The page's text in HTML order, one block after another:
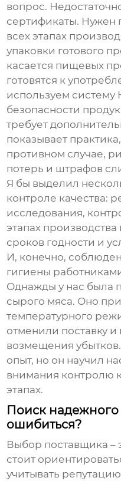
вопрос.
сертификаты. Нужен
всех этапах
упаковки готового
касается пищевых
готовятся к
используем систему
безопасности
требует
показывает
противном случае,
потерь и штрафов
Я бы выделил
контроле качества:
исследования,
этапах
сроков годности и
И, конечно,
гигиены
Однажды у нас была
сырого мяса. Оно
температурного
отменили поставку и
возмещения
опыт, но он научил
внимания контролю
этапах.
Поиск надежного
ошибиться?
Выбор поставщика –
стоит
учитывать